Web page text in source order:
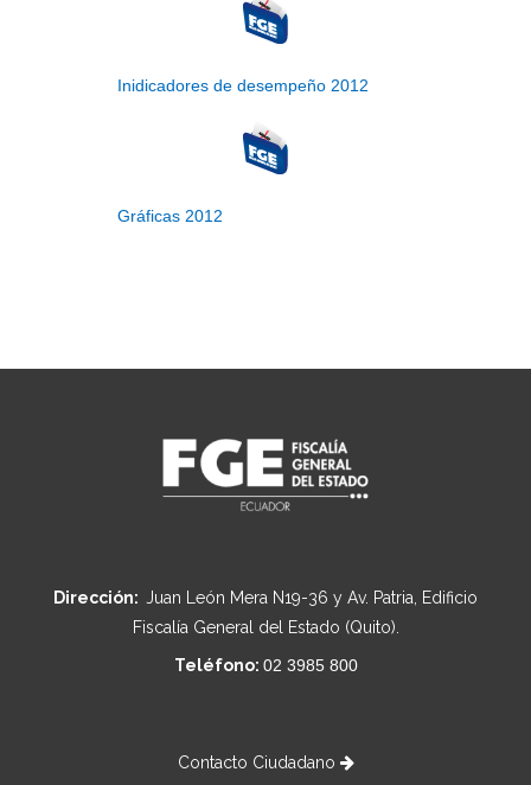
Inidicadores de desempeño 2012
Gráficas 2012
Dirección: Juan León Mera N19-36 y Av. Patria, Edificio
Fiscalía General del Estado (Quito).
Teléfono: 02 3985 800
Contacto Ciudadano